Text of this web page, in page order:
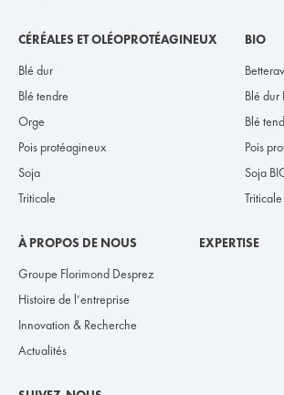
CÉRÉALES ET OLÉOPROTÉAGINEUX
Blé dur
Blé tendre
Orge
Pois protéagineux
Soja
Triticale
BIO
Blé dur
Blé
Pois
Soja
À PROPOS DE NOUS
Groupe Florimond Desprez
Histoire de l’entreprise
Innovation & Recherche
Actualités
EXPERTISE